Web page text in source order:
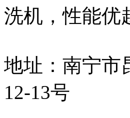
洗机，性能优
地址：南宁市
12-13号